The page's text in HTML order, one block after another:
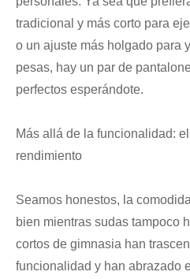
tradicional y más corto para
o un ajuste más holgado para
pesas, hay un par de
perfectos esperándote.
Más allá de la funcionalidad:
rendimiento
Seamos honestos, la
bien mientras sudas tampoco
cortos de gimnasia han
funcionalidad y han abrazado